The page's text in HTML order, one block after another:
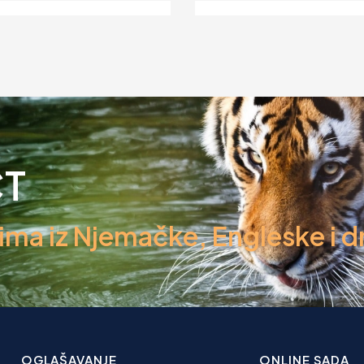
iz Njemačke, Engleske i
OGLAŠAVANJE ONLINE SADA